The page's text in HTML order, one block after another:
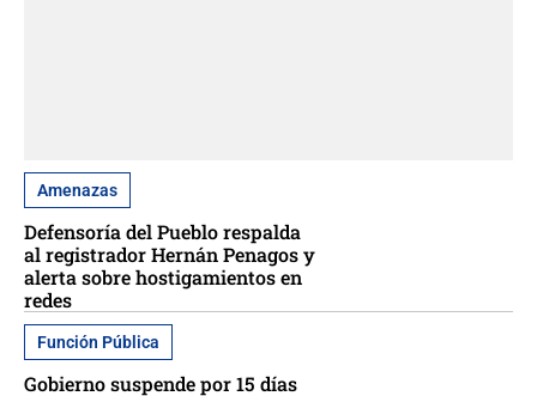
Amenazas
Defensoría del Pueblo respalda
al registrador Hernán Penagos y
alerta sobre hostigamientos en
redes
Función Pública
Gobierno suspende por 15 días